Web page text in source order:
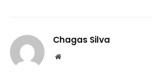
Chagas Silva
Website